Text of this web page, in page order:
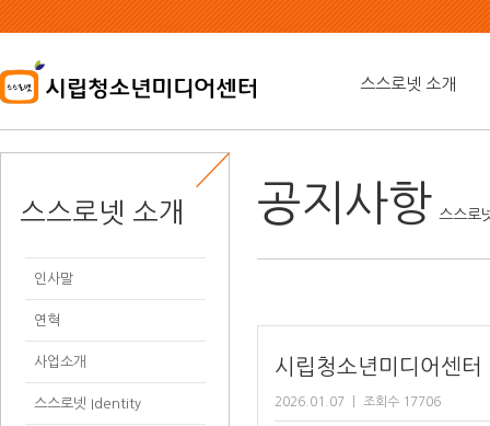
본
문
용
바
가
기
스스로넷 소개
스스로넷 소개
인사말
연혁
사업소개
스스로넷 Identity
공지사항 스스로
시립청소년미디어센
2026.01.07 조회수 17706